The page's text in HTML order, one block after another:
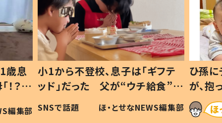
歳息
？」
編集部
小1から不登校、息子は「ギフテ
ッド」だった 父が“ウチ給食”を
作り続ける理由とは #令和の親
#令和の子
SNSで話題 ほ・とせなNEWS編集部
ひ孫
が、
「涙が
い」